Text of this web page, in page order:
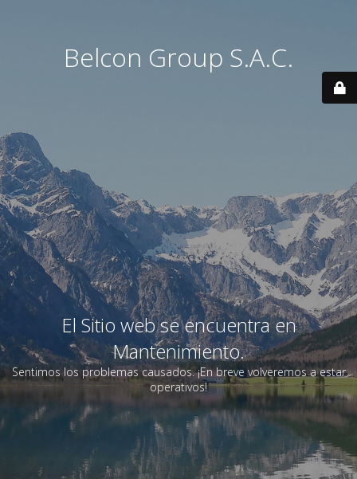
Belcon Group S.A.C.
El Sitio web se encuentra en
Mantenimiento.
Sentimos los problemas causados. ¡En breve volveremos a estar
operativos!